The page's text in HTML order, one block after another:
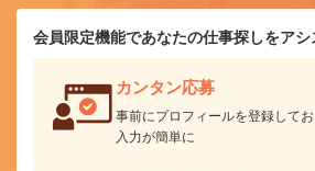
会員限定機能であなたの仕事探しをアシ
カンタン応募
事前にプロフィールを登録して
入力が簡単に